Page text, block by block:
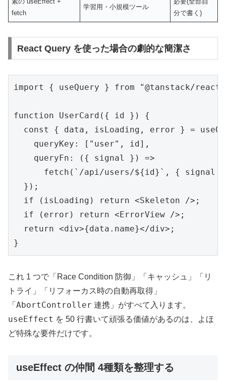
fetch
学習用・小規模ツール
分で書く)
React Query を使った場合の劇的な簡潔さ
import { useQuery } from "@tanstack/
function UserCard({ id }) {
const { data, isLoading, error } =
    queryKey: ["user", id],
    queryFn: ({ signal }) =>
fetch(`/api/users/${id}`, { signal
  });
  if (isLoading) return <Skeleton />;
  if (error) return <ErrorView />;
  return <div>{data.name}</div>;
}
これ 1 つで「Race Condition 防御」「キャッシュ」「リ
トライ」「リフォーカス時の自動再取得」
「 AbortController 連携」がすべて入ります。
useEffect を 50 行書いて頑張る価値があるのは、よほ
ど特殊な要件だけです。
useEffect の仲間 4種類を整理する